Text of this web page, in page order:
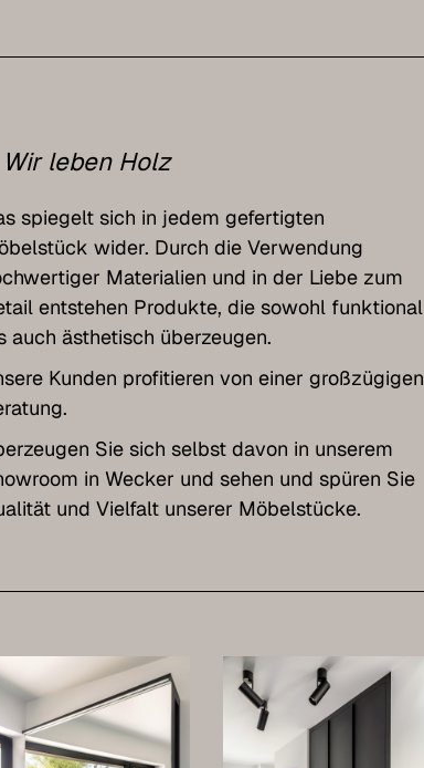
Wir leben Holz
spiegelt sich in jedem gefertigten
wider. Durch die Verwendung
Materialien und in der Liebe zum
entstehen Produkte, die sowohl funktional
auch ästhetisch überzeugen.
Kunden profitieren von einer großzügigen
Sie sich selbst davon in unserem
in Wecker und sehen und spüren Sie
und Vielfalt unserer Möbelstücke.